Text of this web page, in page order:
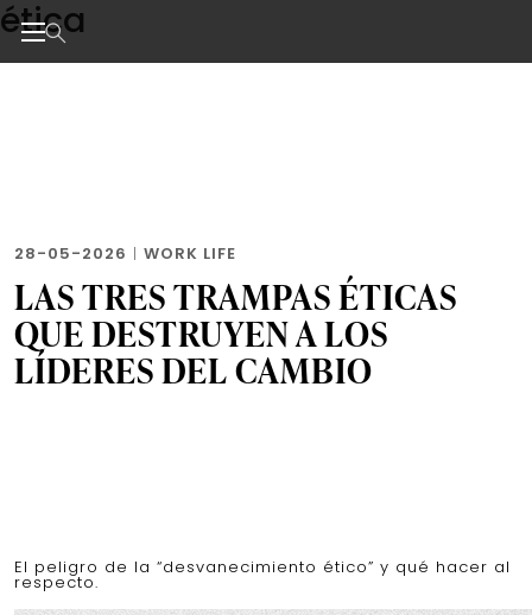
Skip
to
the
ética
28-05-2026 | WORK LIFE
LAS TRES TRAMPAS ÉTICAS
QUE DESTRUYEN A LOS
LÍDERES DEL CAMBIO
El peligro de la “desvanecimiento ético” y qué hacer al
respecto.